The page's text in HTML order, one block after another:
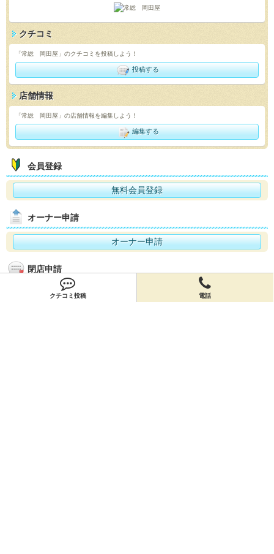
クチコミ投稿 電話
クチコミ
「常総 岡田屋」のクチコミを投稿しよう！
投稿する
店舗情報
「常総 岡田屋」の店舗情報を編集しよう！
編集する
会員登録
無料会員登録
オーナー申請
オーナー申請
閉店申請